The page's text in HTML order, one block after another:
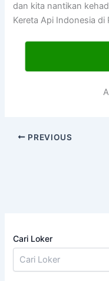
dan kita nantikan
Kereta Api Indonesia di
PREVIOUS
Cari Loker